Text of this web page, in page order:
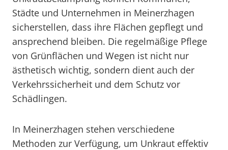
Städte und Unternehmen in Meinerzhagen
sicherstellen, dass ihre Flächen gepflegt und
ansprechend bleiben. Die regelmäßige Pflege
von Grünflächen und Wegen ist nicht nur
ästhetisch wichtig, sondern dient auch der
Verkehrssicherheit und dem Schutz vor
Schädlingen.
In Meinerzhagen stehen verschiedene
Methoden zur Verfügung, um Unkraut effektiv